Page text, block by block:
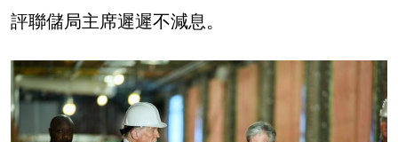
評聯儲局主席遲遲不減息。